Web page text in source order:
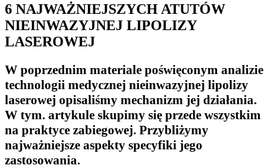
6 NAJWAŻNIEJSZYCH ATUTÓW
NIEINWAZYJNEJ LIPOLIZY
LASEROWEJ
W poprzednim materiale poświęconym analizie
technologii medycznej nieinwazyjnej lipolizy
laserowej opisaliśmy mechanizm jej działania.
W tym. artykule skupimy się przede wszystkim
na praktyce zabiegowej. Przybliżymy
najważniejsze aspekty specyfiki jego
zastosowania.